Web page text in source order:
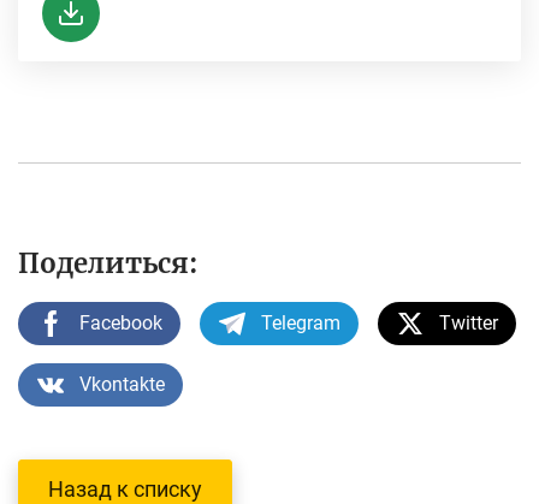
Поделиться:
Facebook Telegram Twitter
Vkontakte
Назад к списку